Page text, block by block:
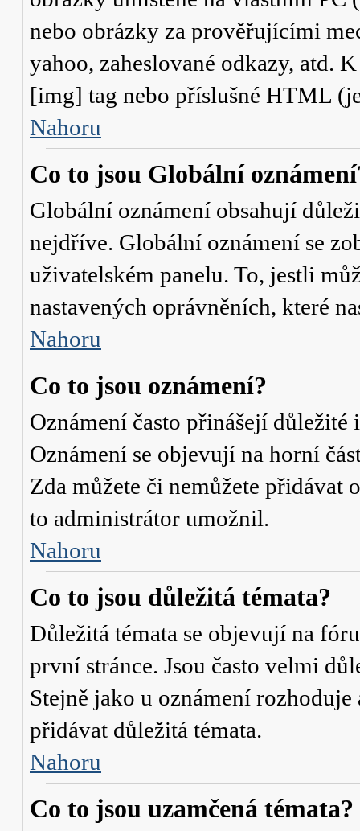
nebo obrázky za prověřujícími
yahoo, zaheslované odkazy, atd.
[img] tag nebo příslušné HTML
Nahoru
Co to jsou Globální
Globální oznámení obsahují
nejdříve. Globální oznámení se
uživatelském panelu. To, jestli
nastavených oprávněních, které
Nahoru
Co to jsou oznámení?
Oznámení často přinášejí
Oznámení se objevují na horní
Zda můžete či nemůžete přidávat
to administrátor umožnil.
Nahoru
Co to jsou důležitá témata?
Důležitá témata se objevují na
první stránce. Jsou často velmi
Stejně jako u oznámení
přidávat důležitá témata.
Nahoru
Co to jsou uzamčená témata?